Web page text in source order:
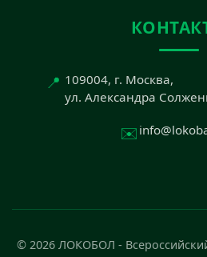
📍 109004, г. Москва,
ул. Александра
✉️
© 2026 ЛОКОБОЛ -